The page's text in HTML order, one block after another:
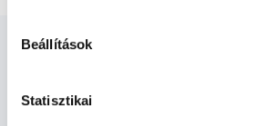
Beállítások
Statisztikai